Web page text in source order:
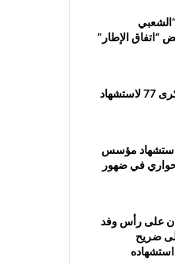
“اتفاق الإطار”
منفذية عكار في القومي تحيي الذكرى 77 لاستشهاد
استشهاد مؤسس
في ضهور
على رأس وفد
ضريح